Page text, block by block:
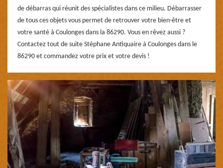
de débarras qui réunit des spécialistes dans ce milieu. Débarrasser
de tous ces objets vous permet de retrouver votre bien-être et
votre santé à Coulonges dans la 86290. Vous en rêvez aussi ?
Contactez tout de suite Stéphane Antiquaire à Coulonges dans le
86290 et commandez votre prix et votre devis !